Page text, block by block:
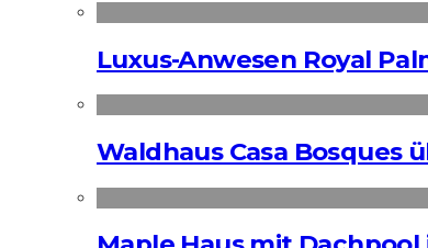
Luxus-Anwesen Royal
Waldhaus Casa